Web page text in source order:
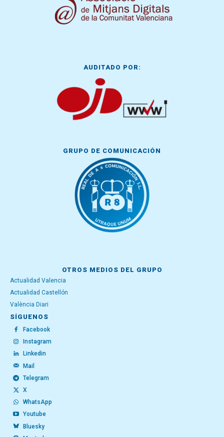
AUDITADO POR:
GRUPO DE COMUNICACIÓN
OTROS MEDIOS DEL GRUPO
Actualidad Valencia
Actualidad Castellón
València Diari
SÍGUENOS
Facebook
Instagram
Linkedin
Mail
Telegram
X
WhatsApp
Youtube
Bluesky